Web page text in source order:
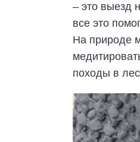
– это выезд
все это
На природе
походы в